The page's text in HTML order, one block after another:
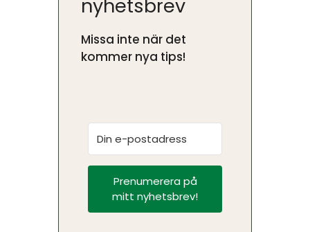
nyhetsbrev
Missa inte när det
kommer nya tips!
Prenumerera på
mitt nyhetsbrev!